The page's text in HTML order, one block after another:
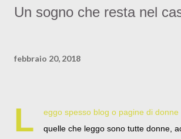
Un sogno che resta nel
febbraio 20, 2018
L
eggo spesso blog o pagine di
quelle che leggo sono tutte donne,